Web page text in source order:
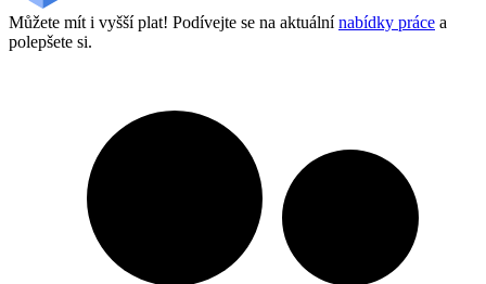
Můžete mít i vyšší plat! Podívejte se na aktuálnínabídky práce a
polepšete si.